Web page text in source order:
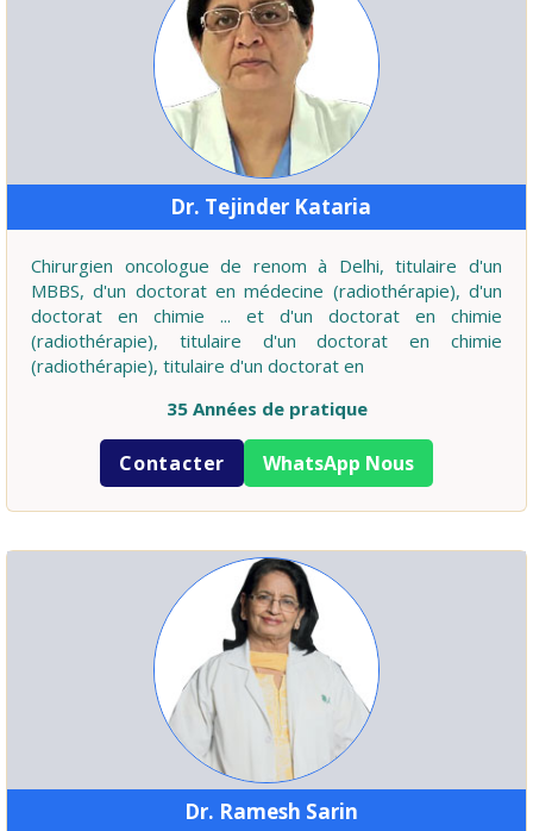
Dr. Tejinder Kataria
Chirurgien oncologue de renom à Delhi, titulaire d'un
MBBS, d'un doctorat en médecine (radiothérapie), d'un
doctorat en chimie ... et d'un doctorat en chimie
(radiothérapie), titulaire d'un doctorat en chimie
(radiothérapie), titulaire d'un doctorat en
35 Années de pratique
Contacter WhatsApp Nous
Dr. Ramesh Sarin